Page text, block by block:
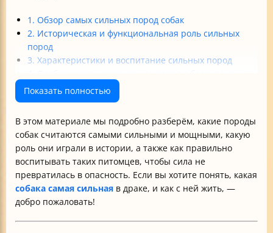
1. Обзор самых сильных пород собак
2. Историческая и функциональная роль сильных
пород
3. Характеристики и воспитание сильных пород
охранным прошлым
Итоговые советы для владельцев сильных пород
Показать полностью
В этом материале мы подробно разберём, какие породы
собак считаются самыми сильными и мощными, какую
роль они играли в истории, а также как правильно
воспитывать таких питомцев, чтобы сила не
превратилась в опасность. Если вы хотите понять, какая
собака самая сильная в драке, и как с ней жить, —
добро пожаловать!